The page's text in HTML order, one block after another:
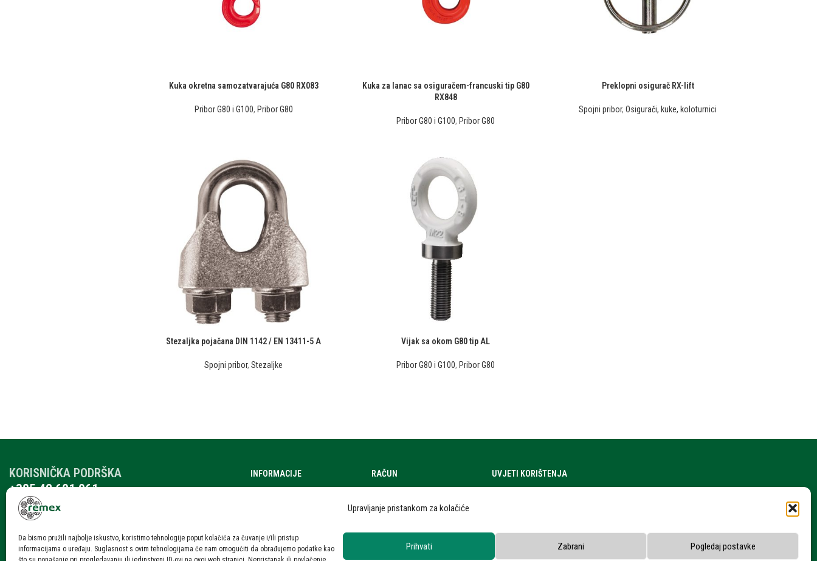
Upravljanje pristankom za kolačiće
Da bismo pružili najbolje iskustvo, koristimo tehnologije poput kolačića za čuvanje i/ili pristup
informacijama o uređaju. Suglasnost s ovim tehnologijama će nam omogućiti da obrađujemo podatke kao
Prihvati Zabrani Pogledaj postavke
Kuka okretna samozatvarajuća G80 RX083
Pribor G80 i G100, Pribor G80
Kuka za lanac sa osiguračem-francuski tip G80
RX848
Pribor G80 i G100,Pribor G80
Preklopni osigurač RX-lift
Spojni pribor,Osigurači, kuke, koloturnici
Stezaljka pojačana DIN 1142 / EN 13411-5 A
Spojni pribor,Stezaljke
Vijak sa okom G80 tip AL
Pribor G80 i G100, Pribor G80
KORISNIČKA PODRŠKA
+385 42 601 061
remex@rmx.nikola-it.hr
Ponedjeljak – Petak: 7:30-15:30
INFORMACIJE
Karijera
Blog i novosti
RAČUN
Zahtjev za ponudom
UVJETI KORIŠTENJA
Privatnost korisnika